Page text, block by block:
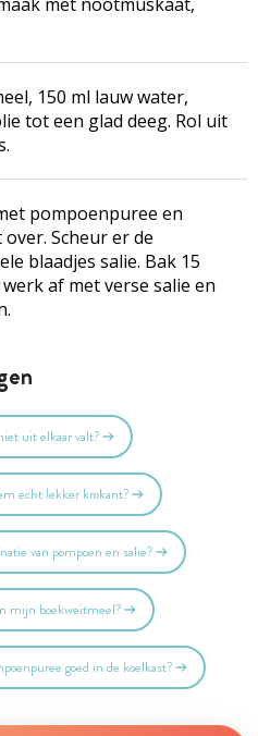
150 ml lauw water,
tot een glad deeg. Rol uit
pompoenpuree en
Scheur er de
blaadjes salie. Bak 15
af met verse salie en
uit elkaar valt?
echt lekker krokant?
van pompoen en salie?
mijn boekweitmeel?
goed in de koelkast?